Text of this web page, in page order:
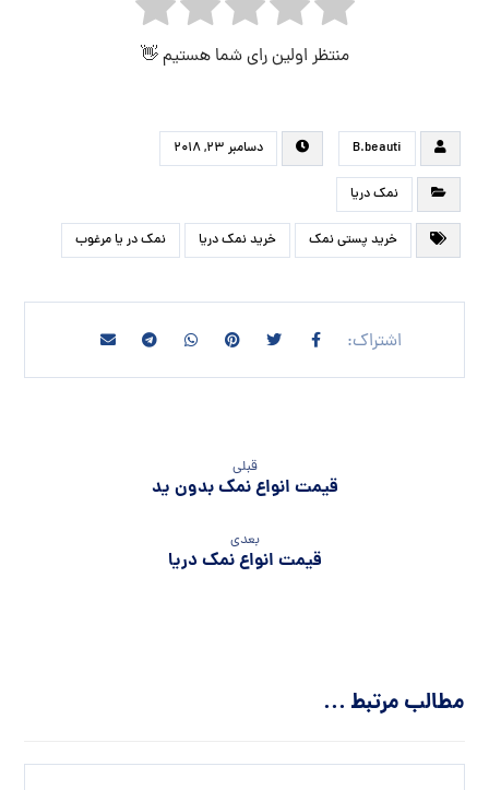
منتظر اولین رای شما هستیم 👋
B.beauti دسامبر ۲۳, ۲۰۱۸
نمک دریا
خرید پستی نمک خرید نمک دریا نمک در یا مرغوب
قبلی
قیمت انواع نمک بدون ید
بعدی
قیمت انواع نمک دریا
مطالب مرتبط ...